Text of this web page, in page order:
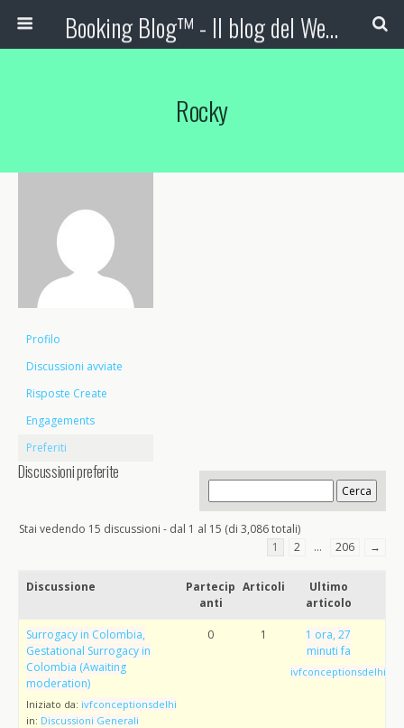
Booking Blog™ - Il blog del Web Marketing Turistico
Rocky
Profilo
Discussioni avviate
Risposte Create
Engagements
Preferiti
Discussioni preferite
Stai vedendo 15 discussioni - dal 1 al 15 (di 3,086 totali)
1
2 … 206 →
Discussione
Partecip
anti
Articoli
Ultimo
articolo
Surrogacy in Colombia,
Gestational Surrogacy in
Colombia (Awaiting
moderation)
Iniziato da: ivfconceptionsdelhi
in: Discussioni Generali
0 1
1 ora, 27
minuti fa
ivfconceptionsdelhi